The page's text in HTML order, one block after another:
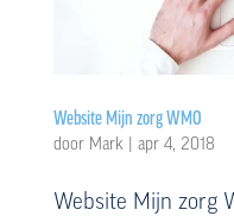
Website Mijn zorg WMO
door Mark| apr 4, 2018
Website Mijn zorg